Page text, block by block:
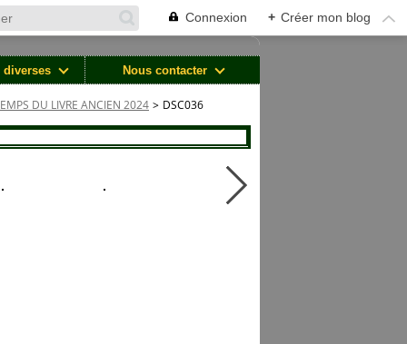
Connexion + Créer mon blog
Nous contacter
DU LIVRE ANCIEN 2024 > DSC036